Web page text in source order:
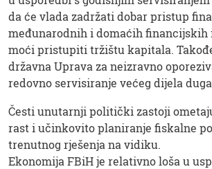
da će vlada zadržati dobar pristup
međunarodnih i domaćih financijskih
moći pristupiti tržištu kapitala.
državna Uprava za neizravno
redovno servisiranje većeg dijela
Česti unutarnji politički zastoji
rast i učinkovito planiranje fiskalne
trenutnog rješenja na vidiku.
Ekonomija FBiH je relativno loša u